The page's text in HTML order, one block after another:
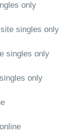
only
singles only
singles only
only